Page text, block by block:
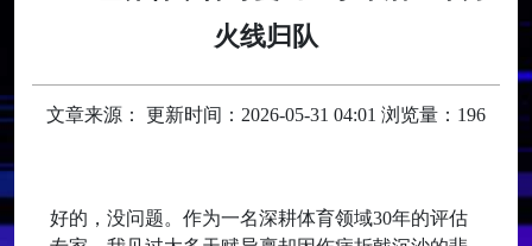
火线归队
文章来源： 更新时间：2026-05-31 04:01 浏览量：196
好的，没问题。作为一名深耕体育领域30年的评估